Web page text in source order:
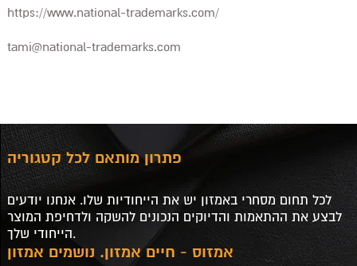
https://www.national-trademarks.com/
tami@national-trademarks.com
פתרון מותאם לכל קטגוריה
לכל תחום מסחרי באמזון יש את הייחודיות שלו. אנחנו יודעים
לבצע את ההתאמות והדיוקים הנכונים להשקה ולדחיפת המוצר
הייחודי שלך.
אמזוס - חיים אמזון. נושמים אמזון